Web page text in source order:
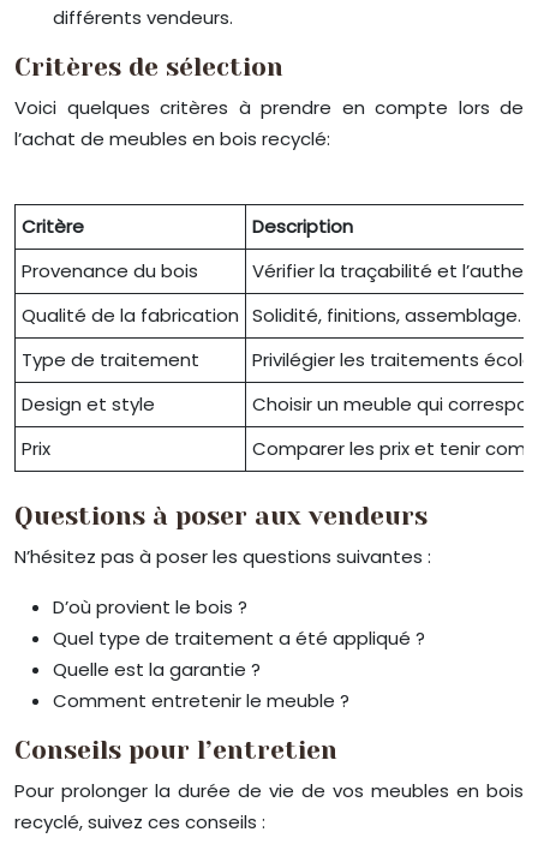
différents vendeurs.
Critères de sélection
Voici quelques critères à prendre en compte lors de
l’achat de meubles en bois recyclé:
Critère
Description
Provenance du bois
Vérifier la traçabilité et
Qualité de la fabrication Solidité, finitions, assemblage.
Type de traitement
Privilégier les traitements
Design et style
Choisir un meuble qui
Prix
Comparer les prix et tenir
Questions à poser aux vendeurs
N’hésitez pas à poser les questions suivantes :
D’où provient le bois ?
Quel type de traitement a été appliqué ?
Quelle est la garantie ?
Comment entretenir le meuble ?
Conseils pour l’entretien
Pour prolonger la durée de vie de vos meubles en bois
recyclé, suivez ces conseils :